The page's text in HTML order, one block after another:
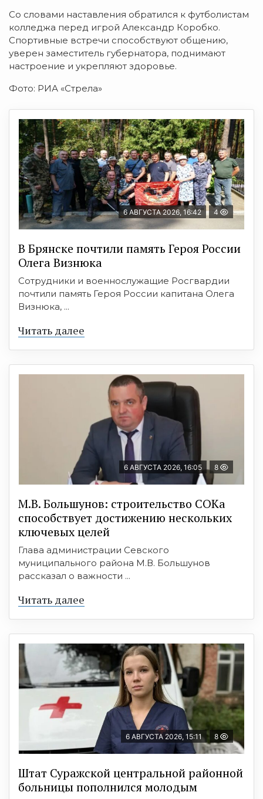
Со словами наставления обратился к футболистам
колледжа перед игрой Александр Коробко.
Спортивные встречи способствуют общению,
уверен заместитель губернатора, поднимают
настроение и укрепляют здоровье.
Фото: РИА «Стрела»
6 АВГУСТА 2026, 16:42 4
В Брянске почтили память Героя России
Олега Визнюка
Сотрудники и военнослужащие Росгвардии
почтили память Героя России капитана Олега
Визнюка, ...
Читать далее
6 АВГУСТА 2026, 16:05 8
М.В. Большунов: строительство СОКа
способствует достижению нескольких
ключевых целей
Глава администрации Севского
муниципального района М.В. Большунов
рассказал о важности ...
Читать далее
6 АВГУСТА 2026, 15:11 8
Штат Суражской центральной районной
больницы пополнился молодым